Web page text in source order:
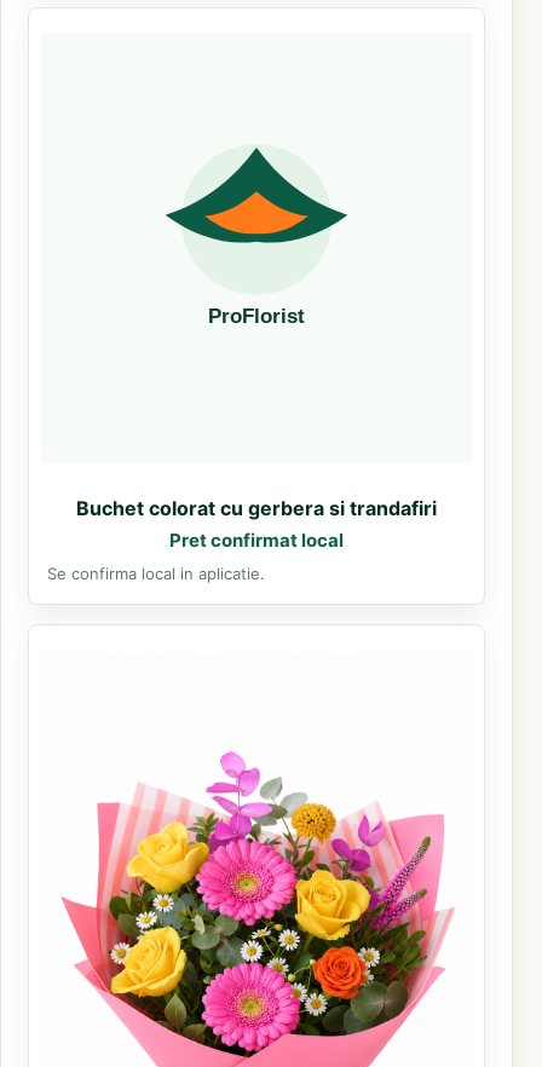
Buchet colorat cu gerbera si trandafiri
Pret confirmat local
Se confirma local in aplicatie.